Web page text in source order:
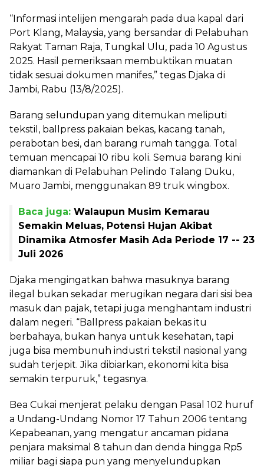
“Informasi intelijen mengarah pada dua kapal dari
Port Klang, Malaysia, yang bersandar di Pelabuhan
Rakyat Taman Raja, Tungkal Ulu, pada 10 Agustus
2025. Hasil pemeriksaan membuktikan muatan
tidak sesuai dokumen manifes,” tegas Djaka di
Jambi, Rabu (13/8/2025).
Barang selundupan yang ditemukan meliputi
tekstil, ballpress pakaian bekas, kacang tanah,
perabotan besi, dan barang rumah tangga. Total
temuan mencapai 10 ribu koli. Semua barang kini
diamankan di Pelabuhan Pelindo Talang Duku,
Muaro Jambi, menggunakan 89 truk wingbox.
Baca juga: Walaupun Musim Kemarau
Semakin Meluas, Potensi Hujan Akibat
Dinamika Atmosfer Masih Ada Periode 17 -- 23
Juli 2026
Djaka mengingatkan bahwa masuknya barang
ilegal bukan sekadar merugikan negara dari sisi bea
masuk dan pajak, tetapi juga menghantam industri
dalam negeri. “Ballpress pakaian bekas itu
berbahaya, bukan hanya untuk kesehatan, tapi
juga bisa membunuh industri tekstil nasional yang
sudah terjepit. Jika dibiarkan, ekonomi kita bisa
semakin terpuruk,” tegasnya.
Bea Cukai menjerat pelaku dengan Pasal 102 huruf
a Undang-Undang Nomor 17 Tahun 2006 tentang
Kepabeanan, yang mengatur ancaman pidana
penjara maksimal 8 tahun dan denda hingga Rp5
miliar bagi siapa pun yang menyelundupkan